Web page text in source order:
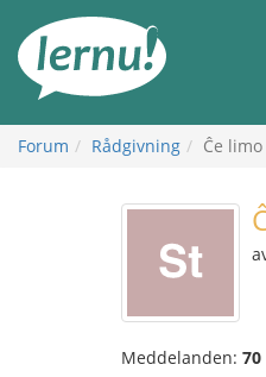
sidans
innehåll
Forum Rådgivning Ĉe
Meddelanden: 70